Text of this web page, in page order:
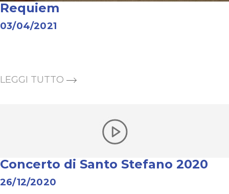
Requiem
03/04/2021
LEGGI TUTTO
Concerto di Santo Stefano 2020
26/12/2020